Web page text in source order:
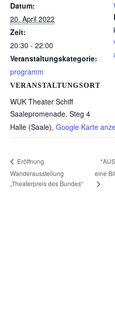
Datum:
20. April 2022
Zeit:
20:30 - 22:00
Veranstaltungskategorie:
programm
VERANSTALTUNGSORT
WUK Theater Schiff
Saalepromenade, Steg 4
Halle (Saale), Google Karte
Eröffnung
Wanderausstellung
„Theaterpreis des Bundes“
eine